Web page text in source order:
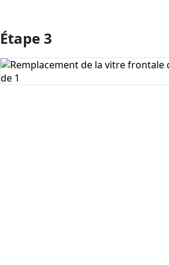
Ajouter un commentaire
Étape 3